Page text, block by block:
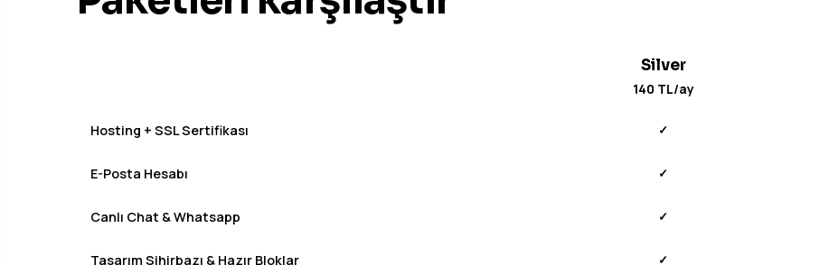
Silver
140 TL/ay
Hosting + SSL Sertifikası ✓
E-Posta Hesabı ✓
Canlı Chat & Whatsapp ✓
Tasarım Sihirbazı & Hazır Bloklar ✓